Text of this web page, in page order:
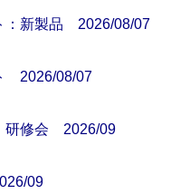
：新製品 2026/08/07
2026/08/07
研修会 2026/09
09